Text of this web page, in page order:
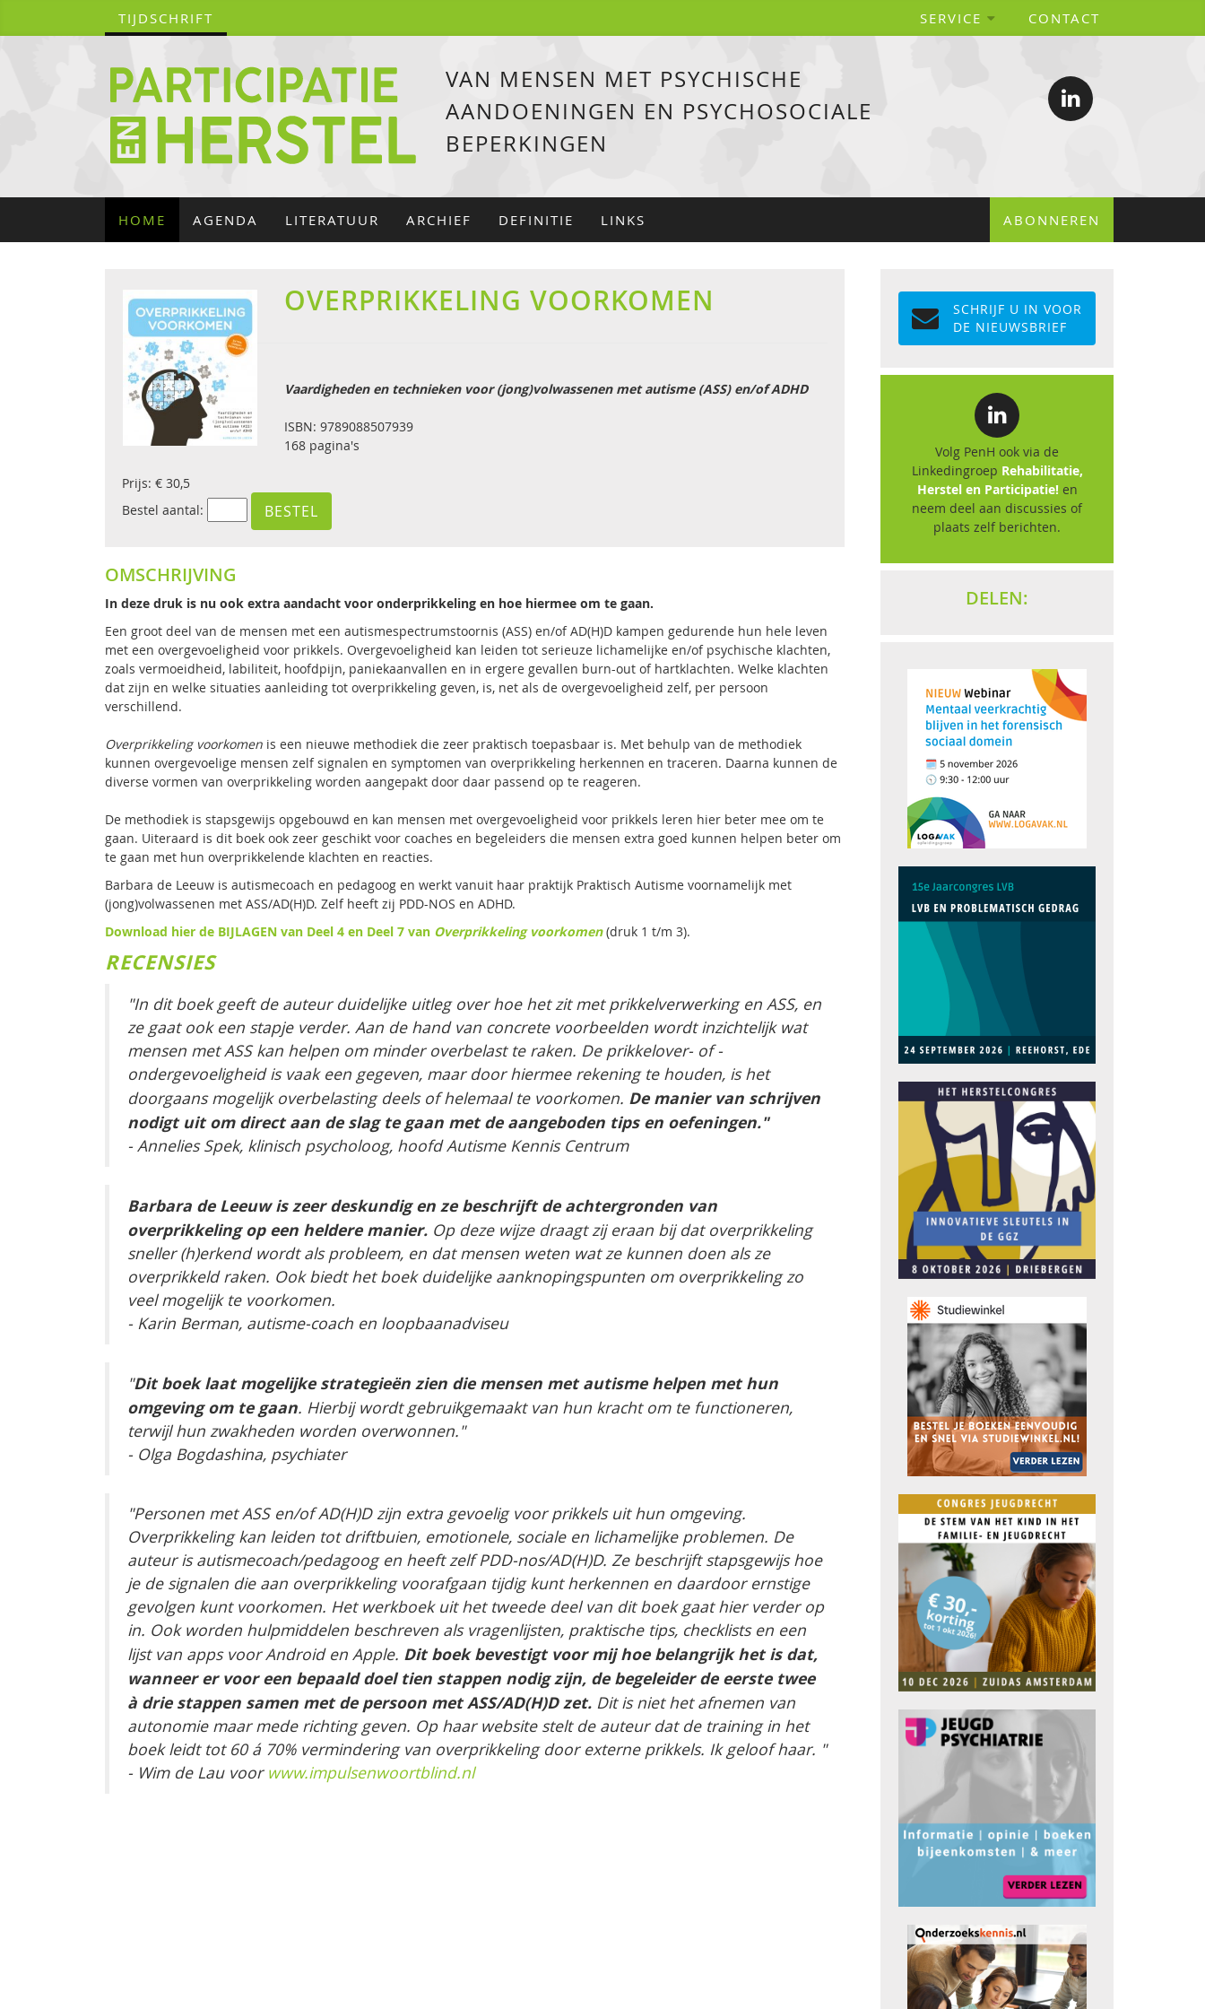
TIJDSCHRIFT SERVICE CONTACT
VAN MENSEN MET PSYCHISCHE
AANDOENINGEN EN PSYCHOSOCIALE
BEPERKINGEN
HOME AGENDA LITERATUUR ARCHIEF DEFINITIE LINKS ABONNEREN
OVERPRIKKELING VOORKOMEN
Vaardigheden en technieken voor (jong)volwassenen met autisme (ASS) en/of ADHD
ISBN: 9789088507939
168 pagina's
Prijs: € 30,5
Bestel aantal:
OMSCHRIJVING
In deze druk is nu ook extra aandacht voor onderprikkeling en hoe hiermee om te gaan.
Een groot deel van de mensen met een autismespectrumstoornis (ASS) en/of AD(H)D kampen gedurende hun hele leven
met een overgevoeligheid voor prikkels. Overgevoeligheid kan leiden tot serieuze lichamelijke en/of psychische klachten,
zoals vermoeidheid, labiliteit, hoofdpijn, paniekaanvallen en in ergere gevallen burn-out of hartklachten. Welke klachten
dat zijn en welke situaties aanleiding tot overprikkeling geven, is, net als de overgevoeligheid zelf, per persoon
verschillend.
Overprikkeling voorkomen is een nieuwe methodiek die zeer praktisch toepasbaar is. Met behulp van de methodiek
kunnen overgevoelige mensen zelf signalen en symptomen van overprikkeling herkennen en traceren. Daarna kunnen de
diverse vormen van overprikkeling worden aangepakt door daar passend op te reageren.
De methodiek is stapsgewijs opgebouwd en kan mensen met overgevoeligheid voor prikkels leren hier beter mee om te
gaan. Uiteraard is dit boek ook zeer geschikt voor coaches en begeleiders die mensen extra goed kunnen helpen beter om
te gaan met hun overprikkelende klachten en reacties.
Barbara de Leeuw is autismecoach en pedagoog en werkt vanuit haar praktijk Praktisch Autisme voornamelijk met
(jong)volwassenen met ASS/AD(H)D. Zelf heeft zij PDD-NOS en ADHD.
Download hier de BIJLAGEN van Deel 4 en Deel 7 van Overprikkeling voorkomen(druk 1 t/m 3).
RECENSIES
"In dit boek geeft de auteur duidelijke uitleg over hoe het zit met prikkelverwerking en ASS, en
ze gaat ook een stapje verder. Aan de hand van concrete voorbeelden wordt inzichtelijk wat
mensen met ASS kan helpen om minder overbelast te raken. De prikkelover- of -
ondergevoeligheid is vaak een gegeven, maar door hiermee rekening te houden, is het
doorgaans mogelijk overbelasting deels of helemaal te voorkomen. De manier van schrijven
nodigt uit om direct aan de slag te gaan met de aangeboden tips en oefeningen."
- Annelies Spek, klinisch psycholoog, hoofd Autisme Kennis Centrum
Barbara de Leeuw is zeer deskundig en ze beschrijft de achtergronden van
overprikkeling op een heldere manier. Op deze wijze draagt zij eraan bij dat overprikkeling
sneller (h)erkend wordt als probleem, en dat mensen weten wat ze kunnen doen als ze
overprikkeld raken. Ook biedt het boek duidelijke aanknopingspunten om overprikkeling zo
veel mogelijk te voorkomen.
- Karin Berman, autisme-coach en loopbaanadviseu
"Dit boek laat mogelijke strategieën zien die mensen met autisme helpen met hun
omgeving om te gaan. Hierbij wordt gebruikgemaakt van hun kracht om te functioneren,
terwijl hun zwakheden worden overwonnen."
- Olga Bogdashina, psychiater
"Personen met ASS en/of AD(H)D zijn extra gevoelig voor prikkels uit hun omgeving.
Overprikkeling kan leiden tot driftbuien, emotionele, sociale en lichamelijke problemen. De
auteur is autismecoach/pedagoog en heeft zelf PDD-nos/AD(H)D. Ze beschrijft stapsgewijs hoe
je de signalen die aan overprikkeling voorafgaan tijdig kunt herkennen en daardoor ernstige
gevolgen kunt voorkomen. Het werkboek uit het tweede deel van dit boek gaat hier verder op
in. Ook worden hulpmiddelen beschreven als vragenlijsten, praktische tips, checklists en een
lijst van apps voor Android en Apple. Dit boek bevestigt voor mij hoe belangrijk het is dat,
wanneer er voor een bepaald doel tien stappen nodig zijn, de begeleider de eerste twee
à drie stappen samen met de persoon met ASS/AD(H)D zet. Dit is niet het afnemen van
autonomie maar mede richting geven. Op haar website stelt de auteur dat de training in het
boek leidt tot 60 á 70% vermindering van overprikkeling door externe prikkels. Ik geloof haar. "
- Wim de Lau voor www.impulsenwoortblind.nl
SCHRIJF U IN VOOR
DE NIEUWSBRIEF
Volg PenH ook via de
Linkedingroep Rehabilitatie,
Herstel en Participatie!en
neem deel aan discussies of
plaats zelf berichten.
DELEN: